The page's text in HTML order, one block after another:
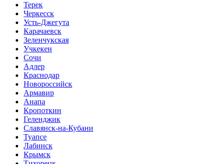
Терек
Черкесск
Усть-Джегута
Карачаевск
Зеленчукская
Учкекен
Сочи
Адлер
Краснодар
Новороссийск
Армавир
Анапа
Кропоткин
Геленджик
Славянск-на-Кубани
Туапсе
Лабинск
Крымск